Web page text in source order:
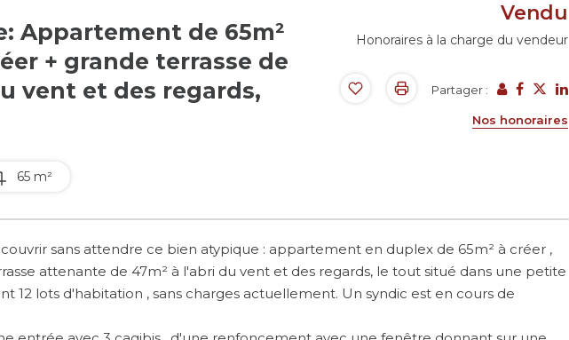
Appartement de 65m²
+ grande terrasse de
vent et des regards,
65 m²
Vendu
Honoraires à la charge du vendeur
Partager :
Nos honoraires
sans attendre ce bien atypique : appartement en duplex de 65m² à créer ,
attenante de 47m² à l'abri du vent et des regards, le tout situé dans une petite
12 lots d'habitation , sans charges actuellement. Un syndic est en cours de